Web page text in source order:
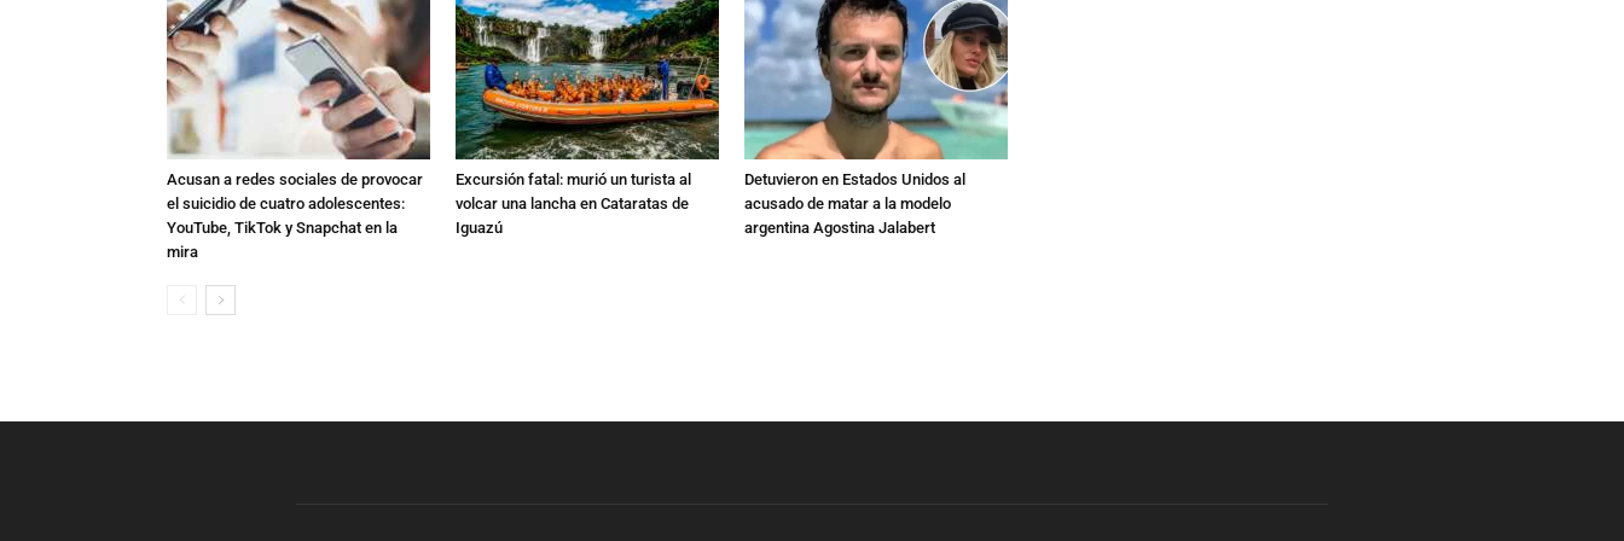
Acusan a redes sociales de provocar
el suicidio de cuatro adolescentes:
YouTube, TikTok y Snapchat en la
mira
Excursión fatal: murió un turista al
volcar una lancha en Cataratas de
Iguazú
Detuvieron en Estados Unidos al
acusado de matar a la modelo
argentina Agostina Jalabert